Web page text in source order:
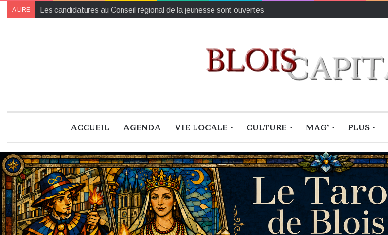
A LIRE Agenda de la semaine à Blois et ses alentours (du 20 au 26 juillet)
ACCUEIL AGENDA VIE LOCALE CULTURE MAG’ PLUS